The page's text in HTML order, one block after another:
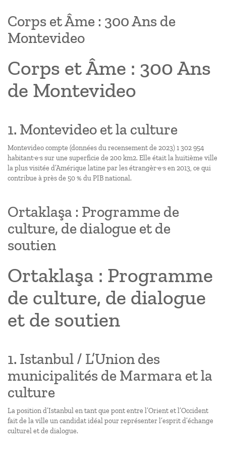
Corps et Âme : 300 Ans de
Montevideo
Corps et Âme : 300 Ans
de Montevideo
1. Montevideo et la culture
Montevideo compte (données du recensement de 2023) 1 302 954
habitant·e·s sur une superficie de 200 km2. Elle était la huitième ville
la plus visitée d’Amérique latine par les étrangèr·e·s en 2013, ce qui
contribue à près de 50 % du PIB national.
Ortaklaşa : Programme de
culture, de dialogue et de
soutien
Ortaklaşa : Programme
de culture, de dialogue
et de soutien
1. Istanbul / L’Union des
municipalités de Marmara et la
culture
La position d’Istanbul en tant que pont entre l’Orient et l’Occident
fait de la ville un candidat idéal pour représenter l’esprit d’échange
culturel et de dialogue.